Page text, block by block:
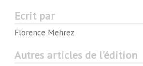
Ecrit par
Florence Mehrez
Autres articles de l'édition